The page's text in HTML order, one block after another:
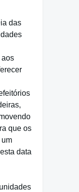
das
aos
que os
data